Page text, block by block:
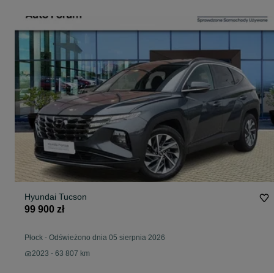
Hyundai Tucson
99 900 zł
Płock - Odświeżono dnia 05 sierpnia 2026
2023 - 63 807 km